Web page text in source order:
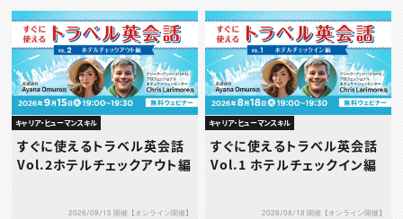
キャリア・ヒューマンスキル
すぐに使えるトラベル英会話
Vol.2ホテルチェックアウト編
2026/09/15 開催【オンライン開催】
キャリア・ヒューマンスキル
すぐに使えるトラベル英会話
Vol.1 ホテルチェックイン編
2026/08/18 開催【オンライン開催】